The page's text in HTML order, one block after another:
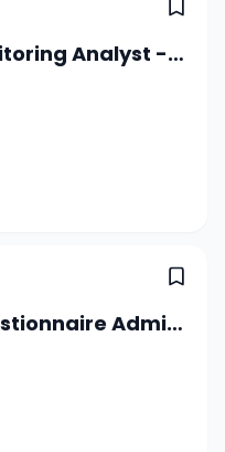
Compliance Monitoring Analyst - Task Force (6-Month Contract)
Comptable Et Gestionnaire Administratif